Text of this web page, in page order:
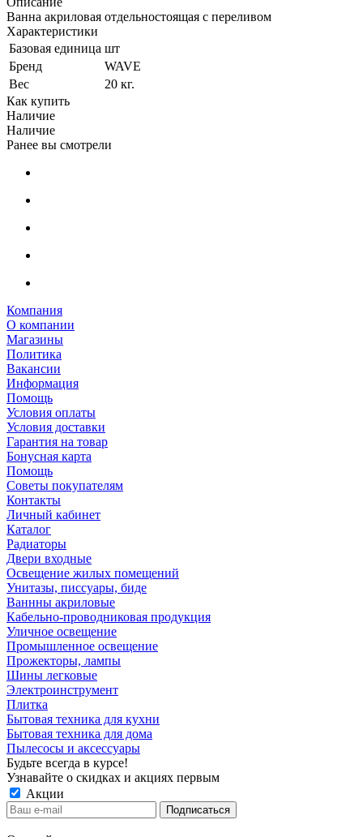
Ванна акриловая отдельностоящая с переливом
Характеристики
Базовая единица шт
Бренд
WAVE
Вес
20 кг.
Как купить
Наличие
Наличие
Ранее вы смотрели
Компания
О компании
Магазины
Политика
Вакансии
Информация
Помощь
Условия оплаты
Условия доставки
Гарантия на товар
Бонусная карта
Помощь
Советы покупателям
Контакты
Личный кабинет
Каталог
Радиаторы
Двери входные
Освещение жилых помещений
Унитазы, писсуары, биде
Ваннны акриловые
Кабельно-проводниковая продукция
Уличное освещение
Промышленное освещение
Прожекторы, лампы
Шины легковые
Электроинструмент
Плитка
Бытовая техника для кухни
Бытовая техника для дома
Пылесосы и аксессуары
Будьте всегда в курсе!
Узнавайте о скидках и акциях первым
Акции